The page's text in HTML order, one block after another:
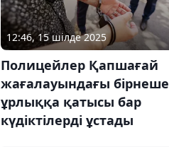
12:46, 15 шілде 2025
Полицейлер Қапшағай
жағалауындағы бірнеше
ұрлыққа қатысы бар
күдіктілерді ұстады